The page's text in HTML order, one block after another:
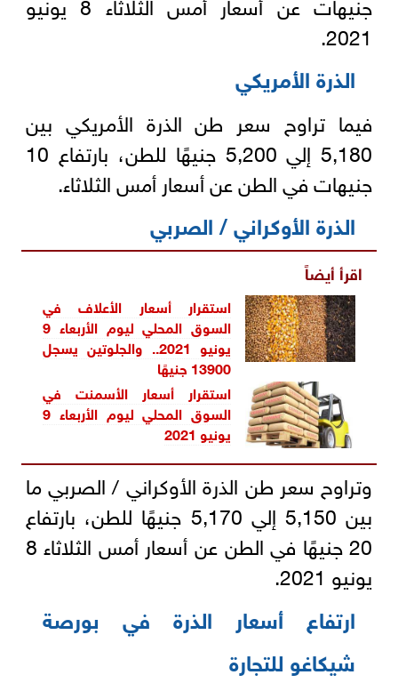
2021.
الذرة الأمريكي
فيما تراوح سعر طن الذرة الأمريكي بين
5,180 إلي 5,200 جنيهًا للطن، بارتفاع 10
جنيهات في الطن عن أسعار أمس الثلاثاء.
الذرة الأوكراني / الصربي
اقرأ أيضاً
استقرار أسعار الأعلاف في
السوق المحلي ليوم الأربعاء 9
يونيو 2021.. والجلوتين يسجل
13900 جنيهًا
استقرار أسعار الأسمنت في
السوق المحلي ليوم الأربعاء 9
يونيو 2021
وتراوح سعر طن الذرة الأوكراني / الصربي ما
بين 5,150 إلي 5,170 جنيهًا للطن، بارتفاع
20 جنيهًا في الطن عن أسعار أمس الثلاثاء 8
يونيو 2021.
ارتفاع أسعار الذرة في بورصة
شيكاغو للتجارة